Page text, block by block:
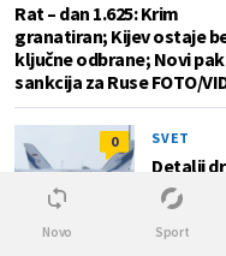
Rat – dan 1.625: Krim
granatiran; Kijev ostaje
ključne odbrane; Novi
sankcija za Ruse FOTO/
0 SVET
Detalji
Vozač
FOTO
Novo Sport